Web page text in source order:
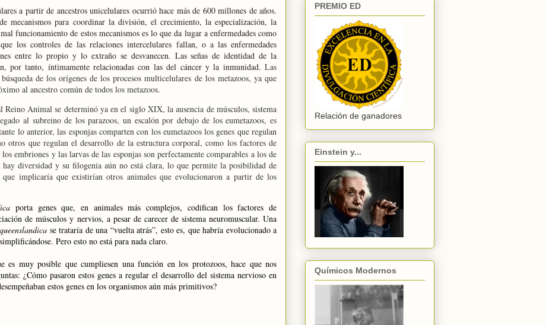
a partir de ancestros unicelulares ocurrió hace más de 600 millones de años.
mecanismos para coordinar la división, el crecimiento, la especialización, la
funcionamiento de estos mecanismos es lo que da lugar a enfermedades como
los controles de las relaciones intercelulares fallan, o a las enfermedades
entre lo propio y lo extraño se desvanecen. Las señas de identidad de la
por tanto, íntimamente relacionadas con las del cáncer y la inmunidad. Las
de los orígenes de los procesos multicelulares de los metazoos, ya que
al ancestro común de todos los metazoos.
Reino Animal se determinó ya en el siglo XIX, la ausencia de músculos, sistema
al subreino de los parazoos, un escalón por debajo de los eumetazoos, es
lo anterior, las esponjas comparten con los eumetazoos los genes que regulan
otros que regulan el desarrollo de la estructura corporal, como los factores de
embriones y las larvas de las esponjas son perfectamente comparables a los de
hay diversidad y su filogenia aún no está clara, lo que permite la posibilidad de
implicaría que existirían otros animales que evolucionaron a partir de los
porta genes que, en animales más complejos, codifican los factores de
de músculos y nervios, a pesar de carecer de sistema neuromuscular. Una
se trataría de una “vuelta atrás”, esto es, que habría evolucionado a
Pero esto no está para nada claro.
es muy posible que cumpliesen una función en los protozoos, hace que nos
¿Cómo pasaron estos genes a regular el desarrollo del sistema nervioso en
estos genes en los organismos aún más primitivos?
PREMIO ED
Relación de ganadores
Einstein y...
Químicos Modernos